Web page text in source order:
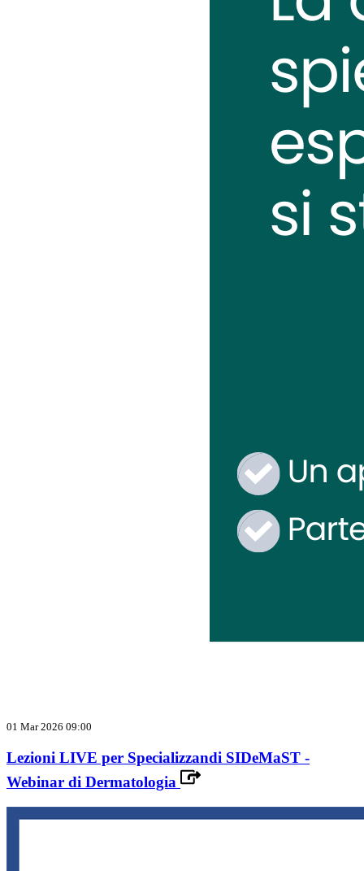
01 Mar 2026 09:00
Lezioni LIVE per Specializzandi SIDeMaST -
Webinar di Dermatologia